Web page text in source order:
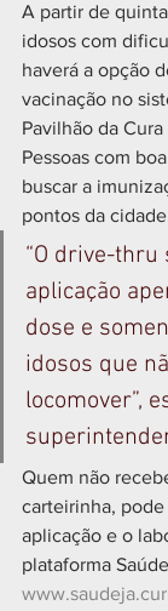
A partir de
idosos com
haverá a opção
vacinação no
Pavilhão da
Pessoas com
buscar a
pontos da
“O drive-
aplicação
dose e
idosos que
locomover”,
Quem não
carteirinha,
aplicação e o
plataforma